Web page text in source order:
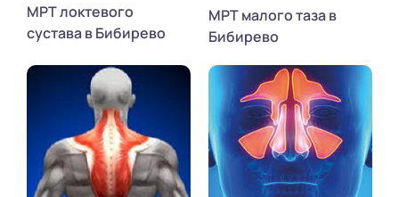
МРТ локтевого
сустава в Бибирево
МРТ малого таза в
Бибирево